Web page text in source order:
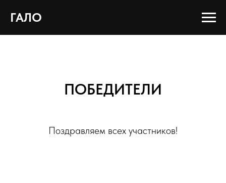
ГАЛО
ПОБЕДИТЕЛИ
Поздравляем всех участников!